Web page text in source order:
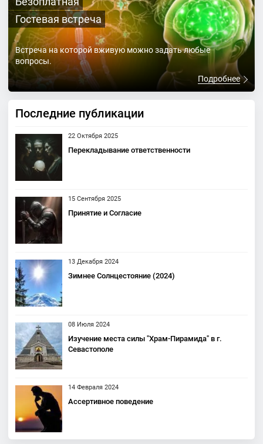
Гостевая встреча
Встреча на которой вживую можно задать любые
вопросы.
Подробнее
Последние публикации
22 Октября 2025
Перекладывание ответственности
15 Сентября 2025
Принятие и Согласие
13 Декабря 2024
Зимнее Солнцестояние (2024)
08 Июля 2024
Изучение места силы "Храм-Пирамида" в г.
Севастополе
14 Февраля 2024
Ассертивное поведение